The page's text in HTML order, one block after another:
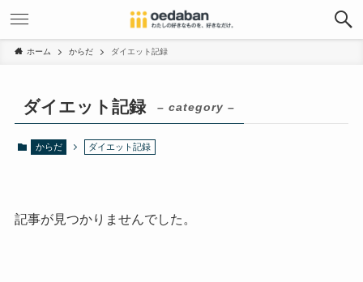
ホーム からだ ダイエット記録
ダイエット記録 – category –
からだ ダイエット記録
記事が見つかりませんでした。